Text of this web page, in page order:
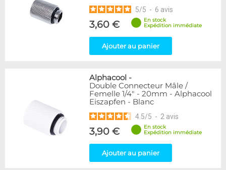
5/5 - 6 avis
3,60 €
En stock
Expédition immédiate
Ajouter au panier
Alphacool -
Double Connecteur Mâle /
Femelle 1/4" - 20mm - Alphacool
Eiszapfen - Blanc
4.5/5 - 2 avis
3,90 €
En stock
Expédition immédiate
Ajouter au panier